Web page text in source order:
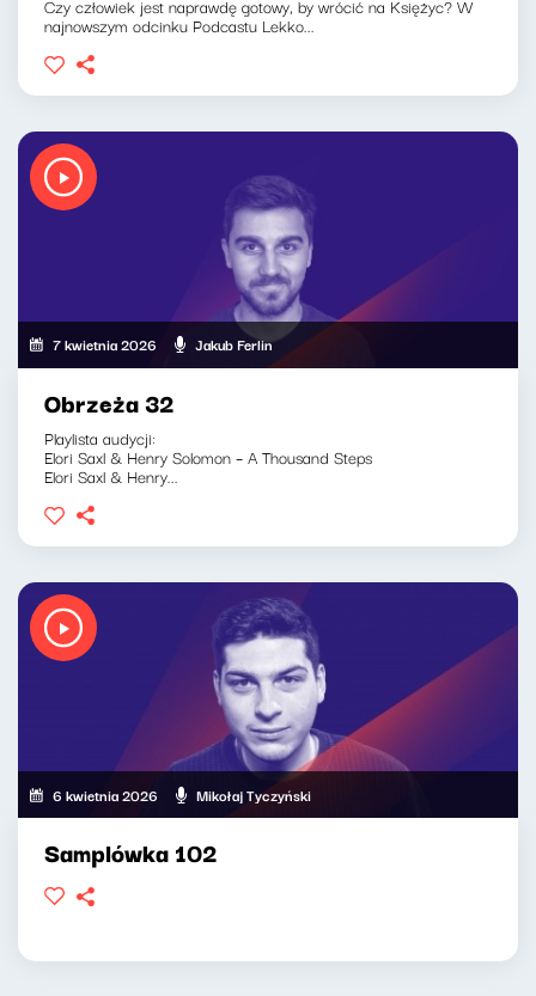
Czy człowiek jest naprawdę gotowy, by wrócić na Księżyc? W
najnowszym odcinku Podcastu Lekko...
7 kwietnia 2026 Jakub Ferlin
Obrzeża 32
Playlista audycji:
Elori Saxl & Henry Solomon – A Thousand Steps
Elori Saxl & Henry...
6 kwietnia 2026 Mikołaj Tyczyński
Samplówka 102